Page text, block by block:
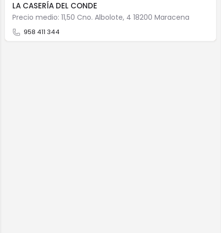
LA CASERÍA DEL CONDE
Precio medio: 11,50 Cno. Albolote, 4 18200 Maracena
958 411 344